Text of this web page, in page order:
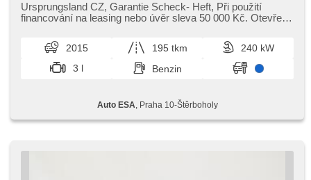
Navigation, Multifunktionslenkrad, USB, Bi Xenon-
Scheinwerfer, Automatikgetriebe, bezklíčové odemykání,
volba jízdního režimu, Fahrgestell Steifheitsregelung,
Alufelgen, El. Spiegel, Scheinwerferwaschanlagen,
Servolenkung, Antrieb 4x4, Zentralverriegelung mit
Funkfernbedienung, Elektronisches Stabilitätsprogramm
isofix, Fahrkamera, Notbremsung (PEBS), Wegfahrsperre,
10x Airbag
Ursprungsland CZ,​ Garantie Scheck​- Heft,​ Při použití
financování na leasing nebo úvěr sleva 50 000 Kč. Otevřeno
2015 195 tkm
240 kW
3 l
Benzin
Auto ESA , Praha 10-Štěrboholy